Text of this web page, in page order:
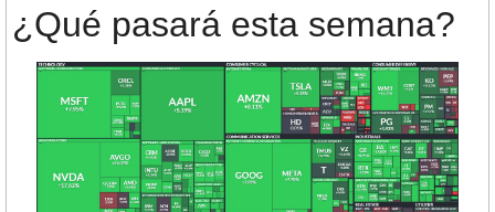
¿Qué pasará esta semana?